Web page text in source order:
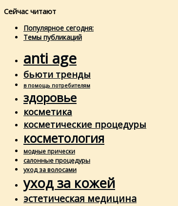
Сейчас читают
Популярное сегодня:
Темы публикаций
anti age
бьюти тренды
в помощь потребителям
здоровье
косметика
косметические процедуры
косметология
модные прически
салонные процедуры
уход за волосами
уход за кожей
эстетическая медицина